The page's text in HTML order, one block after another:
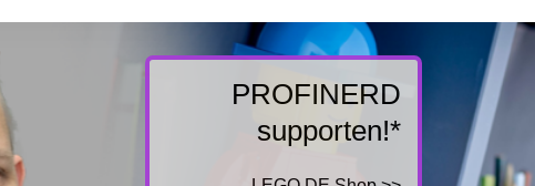
PROFINERD
supporten!*